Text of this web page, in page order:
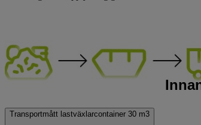
Transportmått lastväxlarcontainer 30 m3